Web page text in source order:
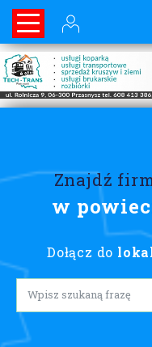
Znajdź
w
Dołącz do
Lorem ipsum